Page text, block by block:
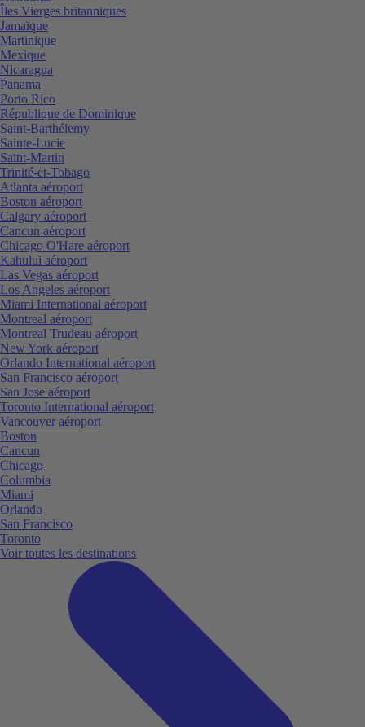
Îles Vierges britanniques
Jamaïque
Martinique
Mexique
Nicaragua
Panama
Porto Rico
République de Dominique
Saint-Barthélemy
Sainte-Lucie
Saint-Martin
Trinité-et-Tobago
Atlanta aéroport
Boston aéroport
Calgary aéroport
Cancun aéroport
Chicago O'Hare aéroport
Kahului aéroport
Las Vegas aéroport
Los Angeles aéroport
Miami International aéroport
Montreal aéroport
Montreal Trudeau aéroport
New York aéroport
Orlando International aéroport
San Francisco aéroport
San Jose aéroport
Toronto International aéroport
Vancouver aéroport
Boston
Cancun
Chicago
Columbia
Miami
Orlando
San Francisco
Toronto
Voir toutes les destinations